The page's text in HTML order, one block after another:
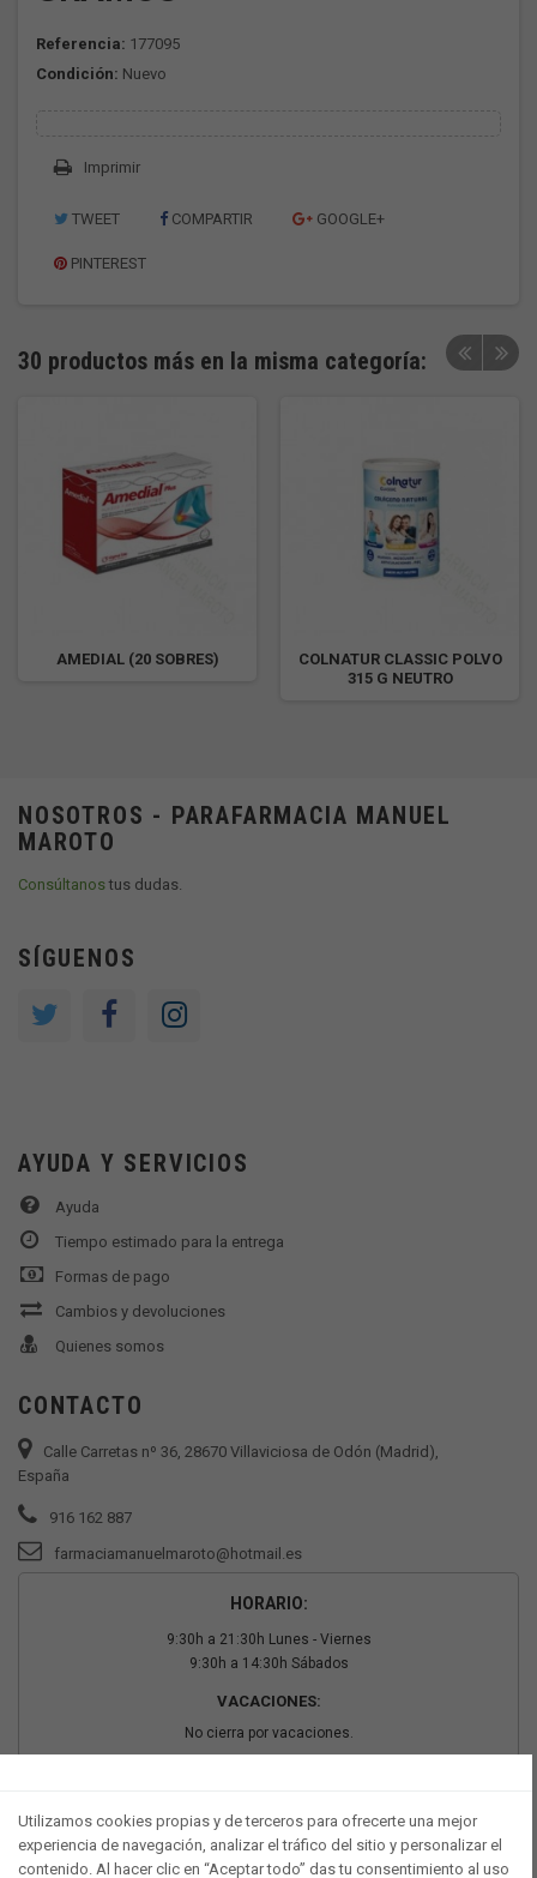
Referencia: 177095
Condición: Nuevo
Imprimir
TWEET COMPARTIR GOOGLE+
PINTEREST
30 productos más en la misma categoría:
AMEDIAL (20 SOBRES)
COLNATUR CLASSIC POLVO
315 G NEUTRO
NOSOTROS - PARAFARMACIA MANUEL
MAROTO
Consúltanostus dudas.
SÍGUENOS
AYUDA Y SERVICIOS
Ayuda
Tiempo estimado para la entrega
Formas de pago
Cambios y devoluciones
Quienes somos
CONTACTO
Calle Carretas nº 36, 28670 Villaviciosa de Odón (Madrid),
España
916 162 887
farmaciamanuelmaroto@hotmail.es
HORARIO:
9:30h a 21:30h Lunes - Viernes
9:30h a 14:30h Sábados
VACACIONES:
No cierra por vacaciones.
Utilizamos cookies propias y de terceros para ofrecerte una mejor
experiencia de navegación, analizar el tráfico del sitio y personalizar el
contenido. Al hacer clic en “Aceptar todo” das tu consentimiento al uso